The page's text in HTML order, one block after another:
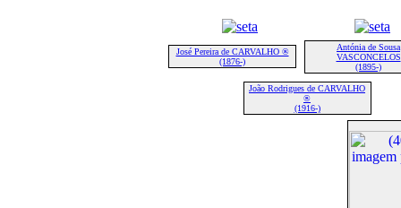
José Pereira de CARVALHO ®
(1876-)
Antónia de Sousa
VASCONCELOS
(1895-)
João Rodrigues de CARVALHO
®
(1916-)